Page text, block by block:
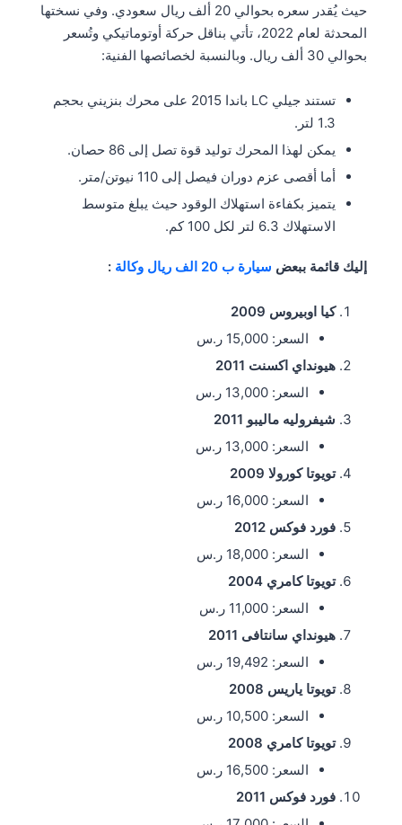
حيث يُقدر سعره بحوالي 20 ألف ريال سعودي. وفي نسختها
المحدثة لعام 2022، تأتي بناقل حركة أوتوماتيكي وتُسعر
بحوالي 30 ألف ريال. وبالنسبة لخصائصها الفنية:
تستند جيلي LC باندا 2015 على محرك بنزيني بحجم
1.3 لتر.
يمكن لهذا المحرك توليد قوة تصل إلى 86 حصان.
أما أقصى عزم دوران فيصل إلى 110 نيوتن/متر.
يتميز بكفاءة استهلاك الوقود حيث يبلغ متوسط
الاستهلاك 6.3 لتر لكل 100 كم.
إليك قائمة ببعض سيارة ب 20 الف ريال وكالة :
كيا اوبيروس 2009
السعر: 15,000 ر.س
هيونداي اكسنت 2011
السعر: 13,000 ر.س
شيفروليه ماليبو 2011
السعر: 13,000 ر.س
تويوتا كورولا 2009
السعر: 16,000 ر.س
فورد فوكس 2012
السعر: 18,000 ر.س
تويوتا كامري 2004
السعر: 11,000 ر.س
هيونداي سانتافى 2011
السعر: 19,492 ر.س
تويوتا ياريس 2008
السعر: 10,500 ر.س
تويوتا كامري 2008
السعر: 16,500 ر.س
فورد فوكس 2011